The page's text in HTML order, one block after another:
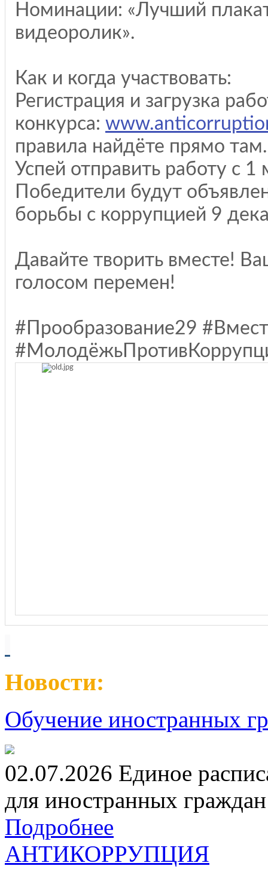
Номинации: «Лучший
видеоролик».
Как и когда участвовать:
Регистрация и загрузка
конкурса:
правила найдёте прямо там.
Успей отправить работу с
Победители будут
борьбы с коррупцией 9
Давайте творить вместе!
голосом перемен!
#Прообразование29
Новости:
Обучение иностранных
02.07.2026 Единое
для иностранных
Подробнее
АНТИКОРРУПЦИЯ